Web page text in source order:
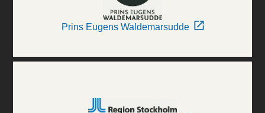
Prins Eugens Waldemarsudde